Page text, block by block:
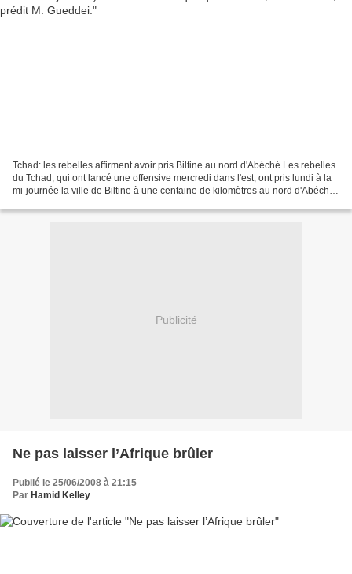
Tchad: les rebelles affirment avoir pris Biltine au nord d'Abéché Les rebelles
du Tchad, qui ont lancé une offensive mercredi dans l'est, ont pris lundi à la
mi-journée la ville de Biltine à une centaine de kilomètres au nord d'Abéché,
Publicité
Ne pas laisser l’Afrique brûler
Publié le 25/06/2008 à 21:15
Par Hamid Kelley